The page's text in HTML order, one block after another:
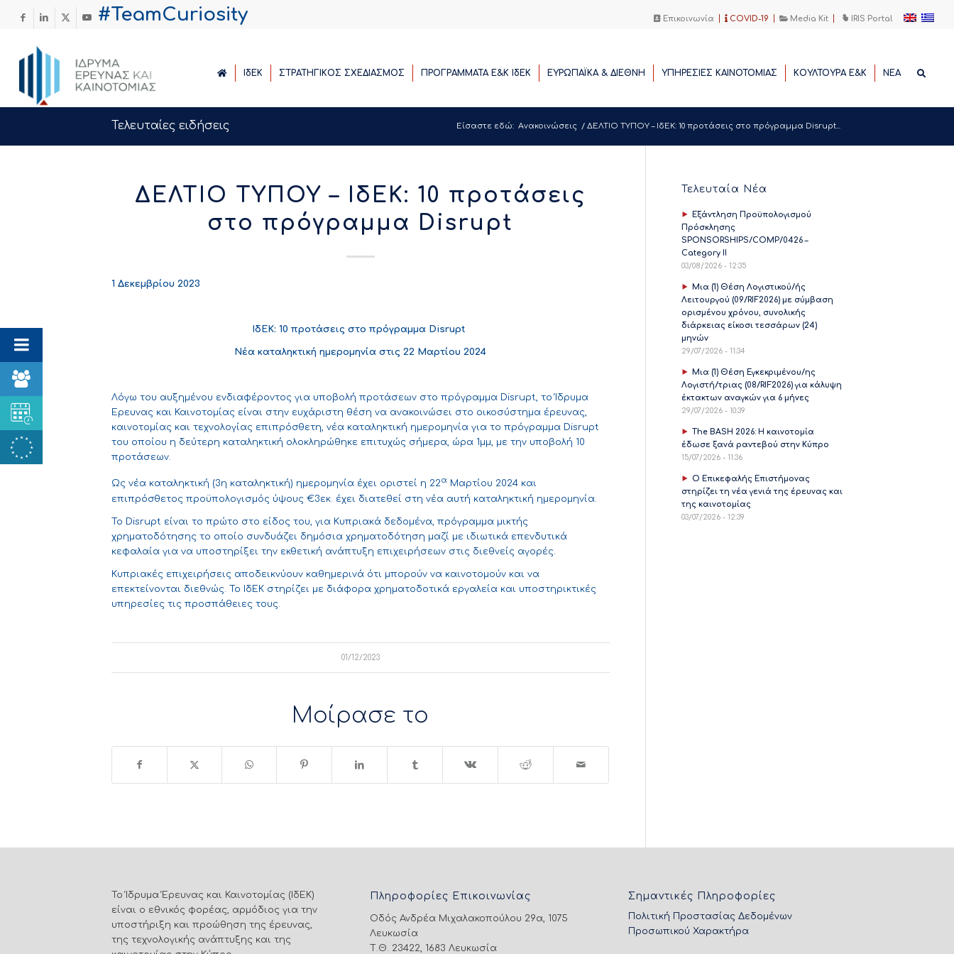
Επικοινωνία COVID-19 Media Kit IRIS Portal
#TeamCuriosity
ΙδΕΚ ΣΤΡΑΤΗΓΙΚΟΣ ΣΧΕΔΙΑΣΜΟΣ ΠΡΟΓΡΑΜΜΑΤΑ E&K ΙδΕΚ ΕΥΡΩΠΑΪΚΑ & ΔΙΕΘΝΗ ΥΠΗΡΕΣΙΕΣ ΚΑΙΝΟΤΟΜΙΑΣ ΚΟΥΛΤΟΥΡΑ Ε&Κ ΝΕΑ
Τελευταίες ειδήσεις Είσαστε εδώ: Ανακοινώσεις / ΔΕΛΤΙΟ ΤΥΠΟΥ – ΙδΕΚ: 10 προτάσεις στο πρόγραμμα Disrupt...
ΔΕΛΤΙΟ ΤΥΠΟΥ – ΙδΕΚ: 10 προτάσεις
στο πρόγραμμα Disrupt
1 Δεκεμβρίου 2023
ΙδΕΚ: 10 προτάσεις στο πρόγραμμα Disrupt
Νέα καταληκτική ημερομηνία στις 22 Μαρτίου 2024
Λόγω του αυξημένου ενδιαφέροντος για υποβολή προτάσεων στο πρόγραμμα Disrupt, το Ίδρυμα
Έρευνας και Καινοτομίας είναι στην ευχάριστη θέση να ανακοινώσει στο οικοσύστημα έρευνας,
καινοτομίας και τεχνολογίας επιπρόσθετη, νέα καταληκτική ημερομηνία για το πρόγραμμα Disrupt
του οποίου η δεύτερη καταληκτική ολοκληρώθηκε επιτυχώς σήμερα, ώρα 1μμ, με την υποβολή 10
προτάσεων.
Ως νέα καταληκτική (3η καταληκτική) ημερομηνία έχει οριστεί η 22α Μαρτίου 2024 και
επιπρόσθετος προϋπολογισμός ύψους €3εκ. έχει διατεθεί στη νέα αυτή καταληκτική ημερομηνία.
Το Disrupt είναι το πρώτο στο είδος του, για Κυπριακά δεδομένα, πρόγραμμα μικτής
χρηματοδότησης το οποίο συνδυάζει δημόσια χρηματοδότηση μαζί με ιδιωτικά επενδυτικά
κεφαλαία για να υποστηρίξει την εκθετική ανάπτυξη επιχειρήσεων στις διεθνείς αγορές.
Κυπριακές επιχειρήσεις αποδεικνύουν καθημερινά ότι μπορούν να καινοτομούν και να
επεκτείνονται διεθνώς. Το ΙδΕΚ στηρίζει με διάφορα χρηματοδοτικά εργαλεία και υποστηρικτικές
υπηρεσίες τις προσπάθειες τους.
01/12/2023
Μοίρασε το
Τελευταία Νέα
Εξάντληση Προϋπολογισμού
Πρόσκλησης
SPONSORSHIPS/COMP/0426 –
Category II
03/08/2026 - 12:35
Μια (1) Θέση Λογιστικού/ής
Λειτουργού (09/RIF2026) με σύμβαση
ορισμένου χρόνου, συνολικής
διάρκειας είκοσι τεσσάρων (24)
μηνών
29/07/2026 - 11:34
Μια (1) Θέση Εγκεκριμένου/ης
Λογιστή/τριας (08/RIF2026) για κάλυψη
έκτακτων αναγκών για 6 μήνες
29/07/2026 - 10:39
The BASH 2026: Η καινοτομία
έδωσε ξανά ραντεβού στην Κύπρο
15/07/2026 - 11:36
Ο Επικεφαλής Επιστήμονας
στηρίζει τη νέα γενιά της έρευνας και
της καινοτομίας
03/07/2026 - 12:39
Το Ίδρυμα Έρευνας και Καινοτομίας (ΙδΕΚ)
είναι ο εθνικός φορέας, αρμόδιος για την
υποστήριξη και προώθηση της έρευνας,
της τεχνολογικής ανάπτυξης και της
Πληροφορίες Επικοινωνίας
Οδός Ανδρέα Μιχαλακοπούλου 29α, 1075
Λευκωσία
Τ.Θ. 23422, 1683 Λευκωσία
Σημαντικές Πληροφορίες
Πολιτική Προστασίας Δεδομένων
Προσωπικού Χαρακτήρα